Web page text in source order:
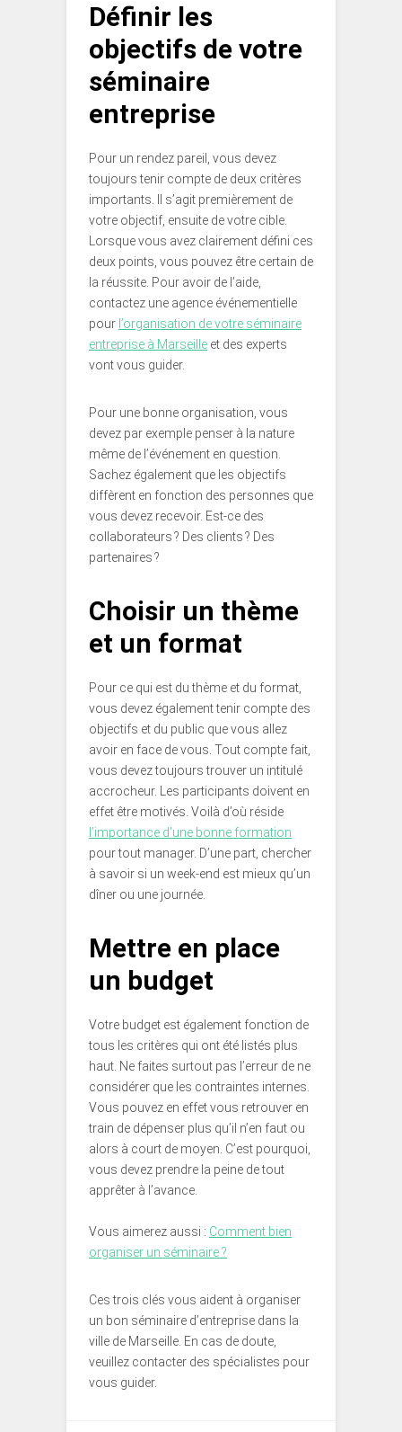
Définir les
objectifs de votre
séminaire
entreprise
Pour un rendez pareil, vous devez
toujours tenir compte de deux critères
importants. Il s’agit premièrement de
votre objectif, ensuite de votre cible.
Lorsque vous avez clairement défini ces
deux points, vous pouvez être certain de
la réussite. Pour avoir de l’aide,
contactez une agence événementielle
pour l’organisation de votre séminaire
entreprise à Marseille et des experts
vont vous guider.
Pour une bonne organisation, vous
devez par exemple penser à la nature
même de l’événement en question.
Sachez également que les objectifs
diffèrent en fonction des personnes que
vous devez recevoir. Est-ce des
collaborateurs ? Des clients ? Des
partenaires ?
Choisir un thème
et un format
Pour ce qui est du thème et du format,
vous devez également tenir compte des
objectifs et du public que vous allez
avoir en face de vous. Tout compte fait,
vous devez toujours trouver un intitulé
accrocheur. Les participants doivent en
effet être motivés. Voilà d’où réside
l’importance d’une bonne formation
pour tout manager. D’une part, chercher
à savoir si un week-end est mieux qu’un
dîner ou une journée.
Mettre en place
un budget
Votre budget est également fonction de
tous les critères qui ont été listés plus
haut. Ne faites surtout pas l’erreur de ne
considérer que les contraintes internes.
Vous pouvez en effet vous retrouver en
train de dépenser plus qu’il n’en faut ou
alors à court de moyen. C’est pourquoi,
vous devez prendre la peine de tout
apprêter à l’avance.
Vous aimerez aussi : Comment bien
organiser un séminaire ?
Ces trois clés vous aident à organiser
un bon séminaire d’entreprise dans la
ville de Marseille. En cas de doute,
veuillez contacter des spécialistes pour
vous guider.